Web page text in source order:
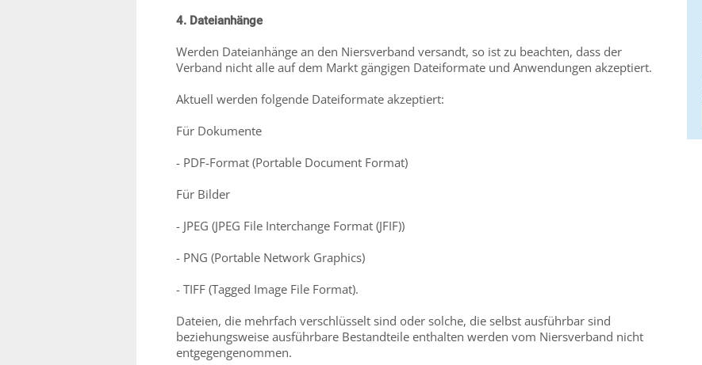
4. Dateianhänge
Werden Dateianhänge an den Niersverband versandt, so ist zu beachten, dass der
Verband nicht alle auf dem Markt gängigen Dateiformate und Anwendungen akzeptiert.
Aktuell werden folgende Dateiformate akzeptiert:
Für Dokumente
- PDF-Format (Portable Document Format)
Für Bilder
- JPEG (JPEG File Interchange Format (JFIF))
- PNG (Portable Network Graphics)
- TIFF (Tagged Image File Format).
Dateien, die mehrfach verschlüsselt sind oder solche, die selbst ausführbar sind
beziehungsweise ausführbare Bestandteile enthalten werden vom Niersverband nicht
entgegengenommen.